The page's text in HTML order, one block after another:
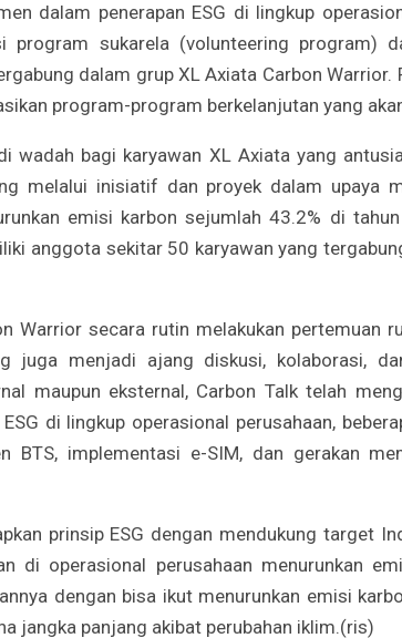
dalam penerapan ESG di lingkup
sukarela (volunteering program)
dalam grup XL Axiata Carbon
program-program berkelanjutan yang
wadah bagi karyawan XL Axiata yang
melalui inisiatif dan proyek dalam upaya
emisi karbon sejumlah 43.2% di
anggota sekitar 50 karyawan yang
Warrior secara rutin melakukan pertemuan
juga menjadi ajang diskusi, kolaborasi,
maupun eksternal, Carbon Talk telah
di lingkup operasional perusahaan,
BTS, implementasi e-SIM, dan gerakan
prinsip ESG dengan mendukung target
di operasional perusahaan menurunkan
dengan bisa ikut menurunkan emisi
jangka panjang akibat perubahan iklim.(ris)